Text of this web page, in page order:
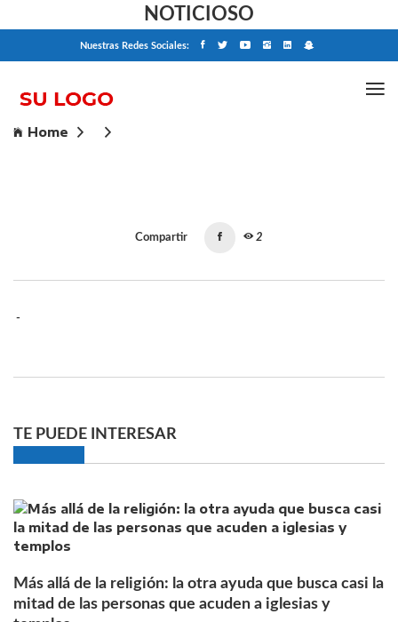
NOTICIOSO
Nuestras Redes Sociales:
Home
Compartir 2
-
TE PUEDE INTERESAR
Más allá de la religión: la otra ayuda que busca casi la
mitad de las personas que acuden a iglesias y